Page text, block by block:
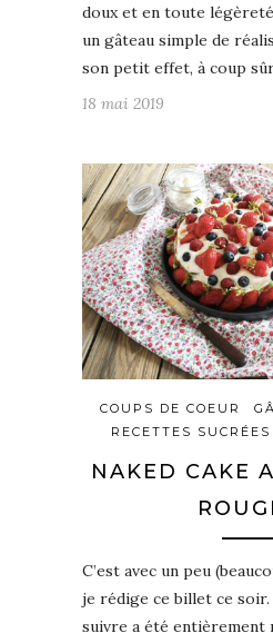
doux et en toute
un gâteau simple de
son petit effet, à coup
18 mai 2019
COUPS DE COEUR
RECETTES SUCRÉES
NAKED CAKE
C’est avec un peu
je rédige ce billet ce
suivre a été entièrement